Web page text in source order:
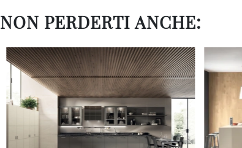
NON PERDERTI ANCHE: